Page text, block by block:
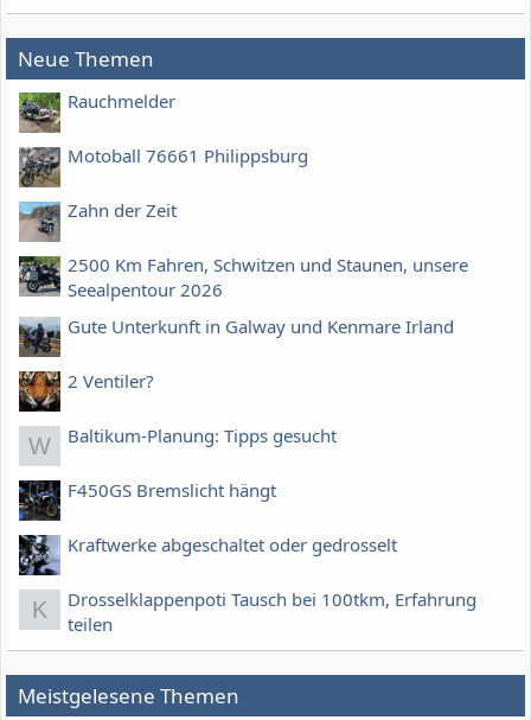
Neue Themen
Rauchmelder
Motoball 76661 Philippsburg
Zahn der Zeit
2500 Km Fahren, Schwitzen und Staunen, unsere
Seealpentour 2026
Gute Unterkunft in Galway und Kenmare Irland
2 Ventiler?
W Baltikum-Planung: Tipps gesucht
F450GS Bremslicht hängt
Kraftwerke abgeschaltet oder gedrosselt
K
Drosselklappenpoti Tausch bei 100tkm, Erfahrung
teilen
Meistgelesene Themen